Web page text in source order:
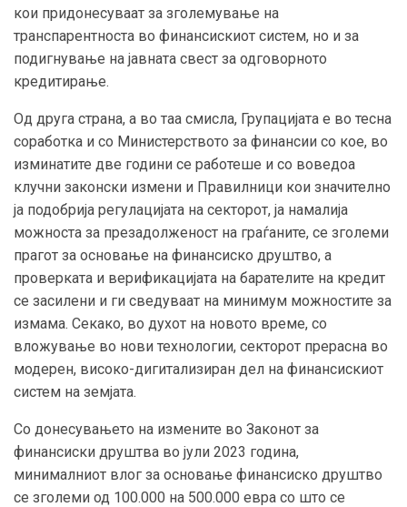
кои придонесуваат за зголемување на
транспарентноста во финансискиот систем, но и за
подигнување на јавната свест за одговорното
кредитирање.
Од друга страна, а во таа смисла, Групацијата е во тесна
соработка и со Министерството за финансии со кое, во
изминатите две години се работеше и со воведоа
клучни законски измени и Правилници кои значително
ја подобрија регулацијата на секторот, ја намалија
можноста за презадолженост на граѓаните, се зголеми
прагот за основање на финансиско друштво, а
проверката и верификацијата на барателите на кредит
се засилени и ги сведуваат на минимум можностите за
измама. Секако, во духот на новото време, со
вложување во нови технологии, секторот прерасна во
модерен, високо-дигитализиран дел на финансискиот
систем на земјата.
Со донесувањето на измените во Законот за
финансиски друштва во јули 2023 година,
минималниот влог за основање финансиско друштво
се зголеми од 100.000 на 500.000 евра со што се